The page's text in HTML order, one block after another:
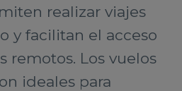
realizar viajes
y facilitan el acceso
remotos. Los vuelos
ideales para